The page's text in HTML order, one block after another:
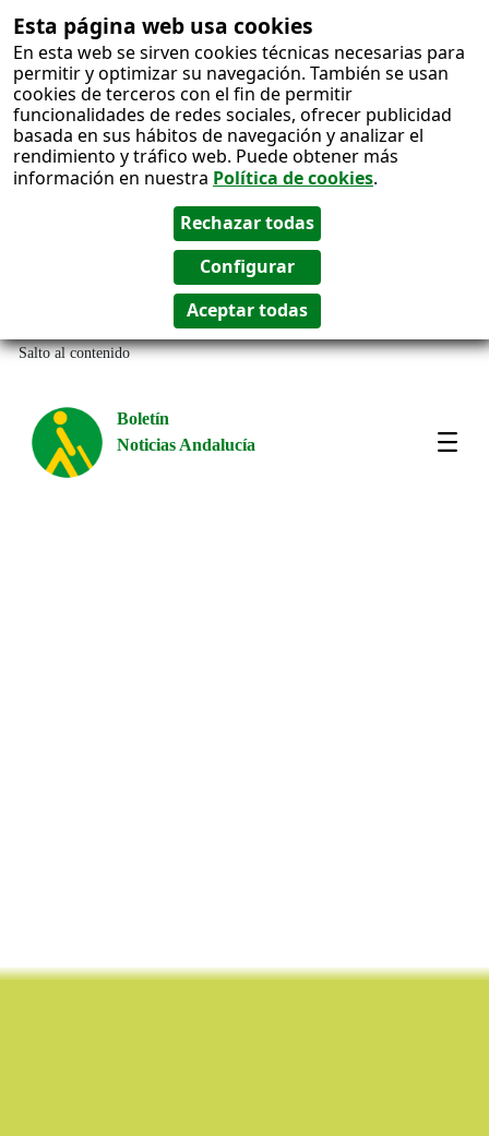
Esta página web usa cookies
En esta web se sirven cookies técnicas necesarias para
permitir y optimizar su navegación. También se usan
cookies de terceros con el fin de permitir
funcionalidades de redes sociales, ofrecer publicidad
basada en sus hábitos de navegación y analizar el
rendimiento y tráfico web. Puede obtener más
información en nuestra Política de cookies.
Salto al contenido
Boletín
Noticias Andalucía